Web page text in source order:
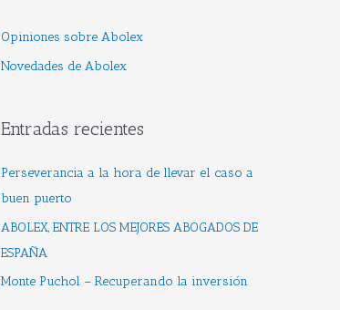
a
p
r
:
Opiniones sobre Abolex
Novedades de Abolex
Entradas recientes
Perseverancia a la hora de llevar el caso a
buen puerto
ABOLEX, ENTRE LOS MEJORES ABOGADOS DE
ESPAÑA
Monte Puchol – Recuperando la inversión